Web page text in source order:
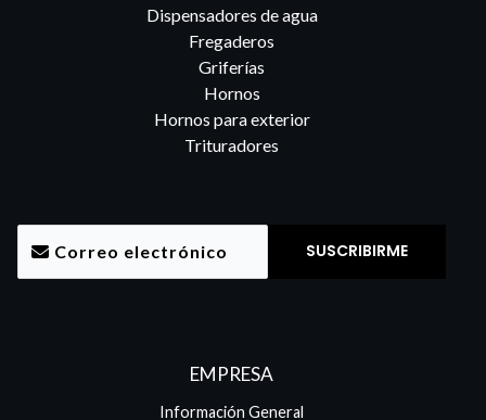
Dispensadores de agua
Fregaderos
Griferías
Hornos
Hornos para exterior
Trituradores
EMPRESA
Información General